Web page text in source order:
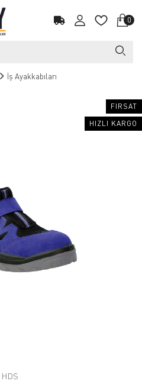
0
İş Ayakkabıları
FIRSAT
HIZLI KARGO
HDS